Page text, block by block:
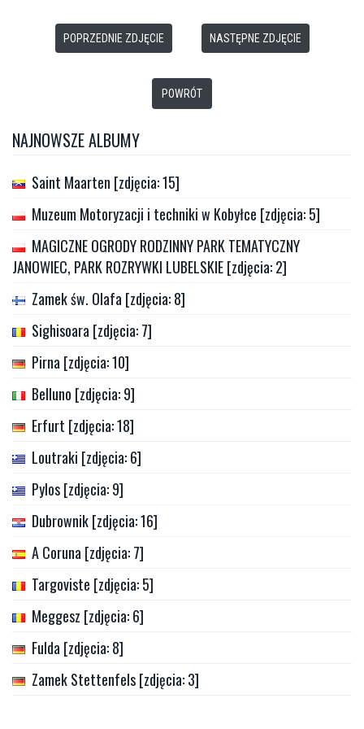
POPRZEDNIE ZDJĘCIE NASTĘPNE ZDJĘCIE
POWRÓT
NAJNOWSZE ALBUMY
Saint Maarten [zdjęcia: 15]
Muzeum Motoryzacji i techniki w Kobyłce [zdjęcia: 5]
MAGICZNE OGRODY RODZINNY PARK TEMATYCZNY
JANOWIEC, PARK ROZRYWKI LUBELSKIE [zdjęcia: 2]
Zamek św. Olafa [zdjęcia: 8]
Sighisoara [zdjęcia: 7]
Pirna [zdjęcia: 10]
Belluno [zdjęcia: 9]
Erfurt [zdjęcia: 18]
Loutraki [zdjęcia: 6]
Pylos [zdjęcia: 9]
Dubrownik [zdjęcia: 16]
A Coruna [zdjęcia: 7]
Targoviste [zdjęcia: 5]
Meggesz [zdjęcia: 6]
Fulda [zdjęcia: 8]
Zamek Stettenfels [zdjęcia: 3]